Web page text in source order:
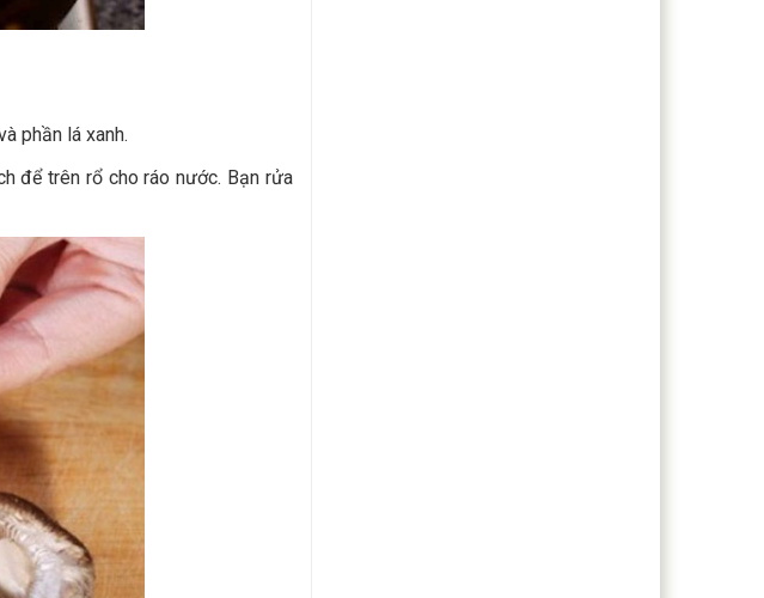
phần lá xanh.
để trên rổ cho ráo nước. Bạn rửa